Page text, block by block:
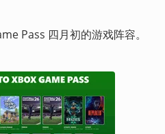
Pass 四月初的游戏阵容。